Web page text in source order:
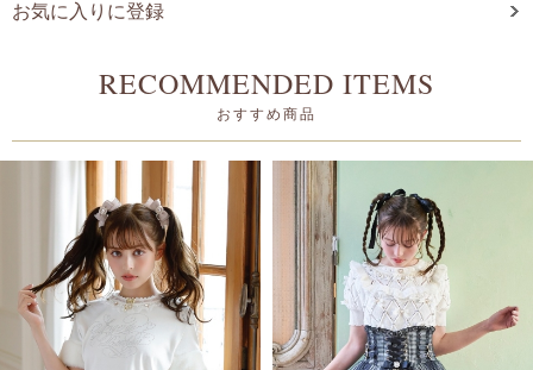
お気に入りに登録
RECOMMENDED ITEMS
おすすめ商品